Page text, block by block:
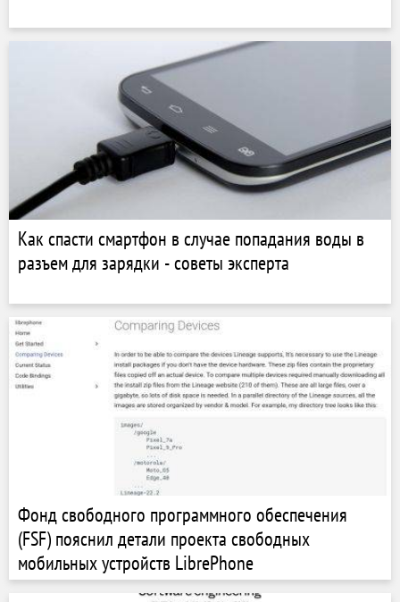
Как спасти смартфон в случае попадания воды в
разъем для зарядки - советы эксперта
Фонд свободного программного обеспечения
(FSF) пояснил детали проекта свободных
мобильных устройств LibrePhone